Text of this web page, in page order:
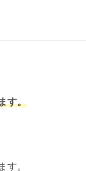
す。
。